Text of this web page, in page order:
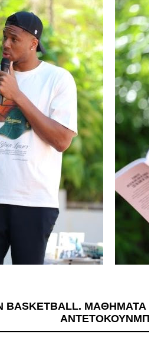
BASKETBALL. ΜΑΘΗΜΑΤΑ
ΑΝΤΕΤΟΚΟΥΝΜΠΟ